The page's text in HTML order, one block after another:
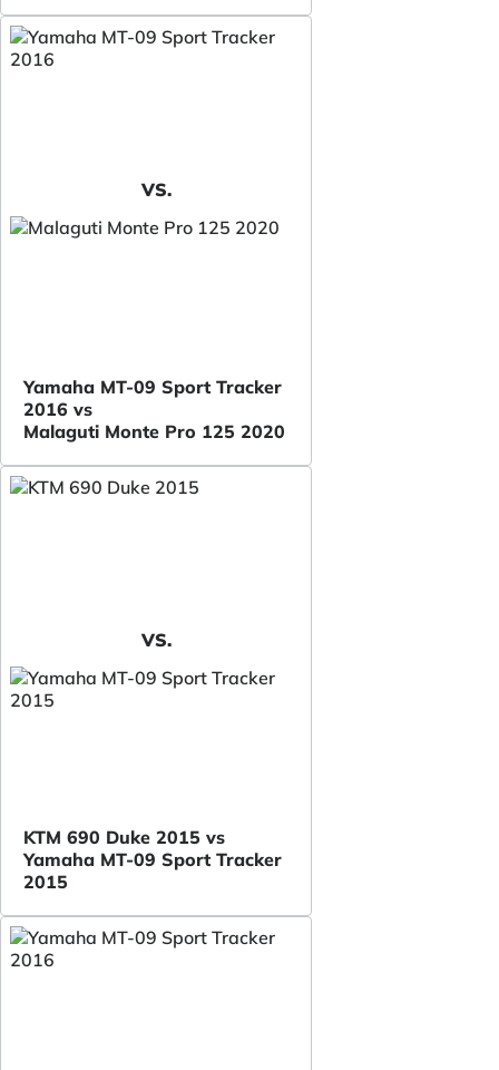
VS.
Yamaha MT-09 Sport Tracker
2016 vs
Malaguti Monte Pro 125 2020
VS.
KTM 690 Duke 2015 vs
Yamaha MT-09 Sport Tracker
2015